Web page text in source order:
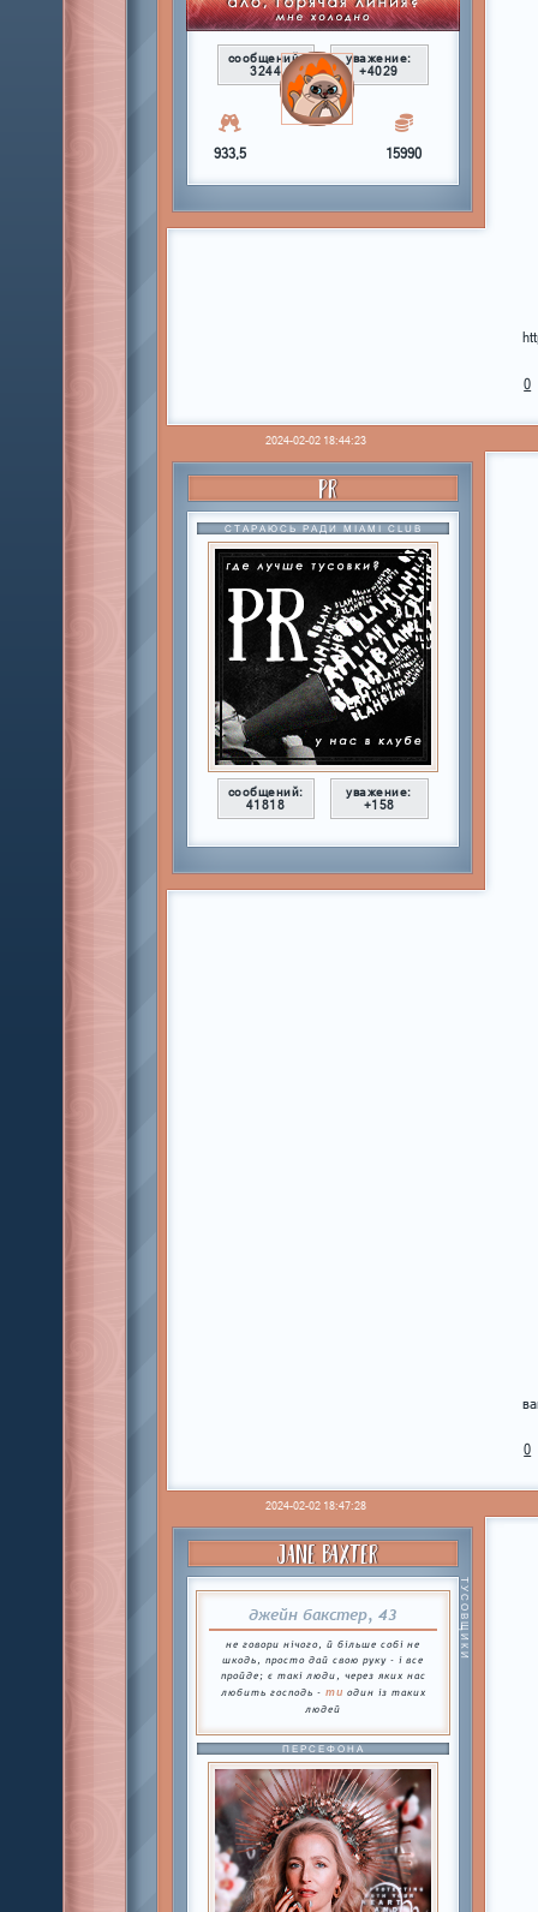
сообщений:
3244
уважение:
+4029
933,5 15990
0
2024-02-02 18:44:23
PR
СТАРАЮСЬ РАДИ MIAMI CLUB
сообщений:
41818
уважение:
+158
0
2024-02-02 18:47:28
JANE BAXTER
джейн бакстер, 43
не говори нічого, й більше собі не
шкодь, просто дай свою руку - і все
пройде; є такі люди, через яких нас
любить господь - ти один із таких
людей
ТУСОВЩИКИ
ПЕРСЕФОНА